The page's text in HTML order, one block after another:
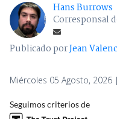
Hans Burrows
Corresponsal
Publicado porJean
Miércoles 05 Agosto, 2026
Seguimos criterios de